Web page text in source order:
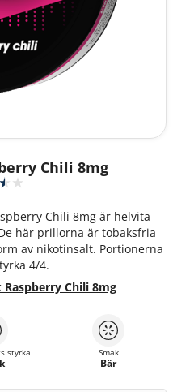
Chili 8mg
Chili 8mg är helvita
här prillorna är tobaksfria
av nikotinsalt. Portionerna
4/4.
Raspberry Chili 8mg
styrka Smak
Bär